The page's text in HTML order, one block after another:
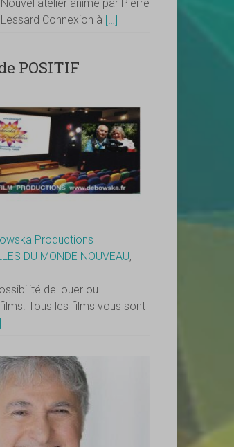
Nouvel atelier animé par Pierre
Lessard Connexion à […]
POSITIF
Productions
DU MONDE NOUVEAU,
de louer ou
Tous les films vous sont